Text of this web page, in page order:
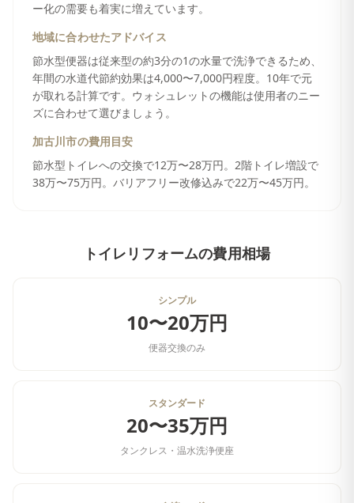
ー化の需要も着実に増えています。
地域に合わせたアドバイス
節水型便器は従来型の約3分の1の水量で洗浄できるため、
年間の水道代節約効果は4,000〜7,000円程度。10年で元
が取れる計算です。ウォシュレットの機能は使用者のニー
ズに合わせて選びましょう。
加古川市の費用目安
節水型トイレへの交換で12万〜28万円。2階トイレ増設で
38万〜75万円。バリアフリー改修込みで22万〜45万円。
トイレリフォームの費用相場
シンプル
10〜20万円
便器交換のみ
スタンダード
20〜35万円
タンクレス・温水洗浄便座